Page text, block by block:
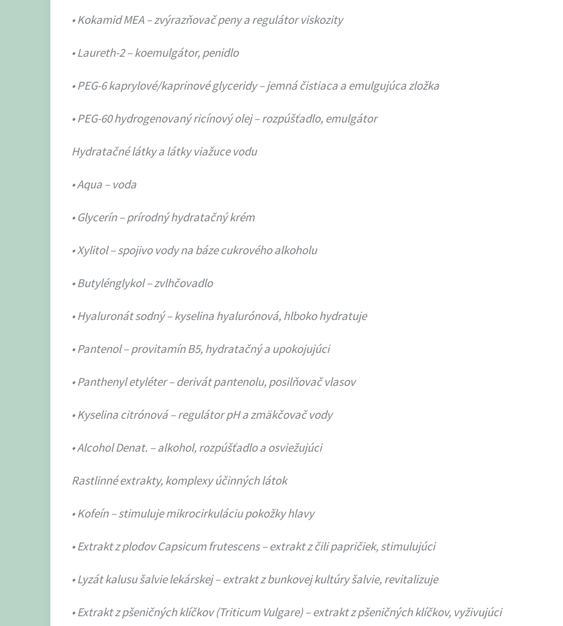
• Kokamid MEA – zvýrazňovač peny a regulátor viskozity
• Laureth-2 – koemulgátor, penidlo
• PEG-6 kaprylové/kaprinové glyceridy – jemná čistiaca a emulgujúca zložka
• PEG-60 hydrogenovaný ricínový olej – rozpúšťadlo, emulgátor
Hydratačné látky a látky viažuce vodu
• Aqua – voda
• Glycerín – prírodný hydratačný krém
• Xylitol – spojivo vody na báze cukrového alkoholu
• Butylénglykol – zvlhčovadlo
• Hyaluronát sodný – kyselina hyalurónová, hlboko hydratuje
• Pantenol – provitamín B5, hydratačný a upokojujúci
• Panthenyl etyléter – derivát pantenolu, posilňovač vlasov
• Kyselina citrónová – regulátor pH a zmäkčovač vody
• Alcohol Denat. – alkohol, rozpúšťadlo a osviežujúci
Rastlinné extrakty, komplexy účinných látok
• Kofeín – stimuluje mikrocirkuláciu pokožky hlavy
• Extrakt z plodov Capsicum frutescens – extrakt z čili papričiek, stimulujúci
• Lyzát kalusu šalvie lekárskej – extrakt z bunkovej kultúry šalvie, revitalizuje
• Extrakt z pšeničných klíčkov (Triticum Vulgare) – extrakt z pšeničných klíčkov, vyživujúci